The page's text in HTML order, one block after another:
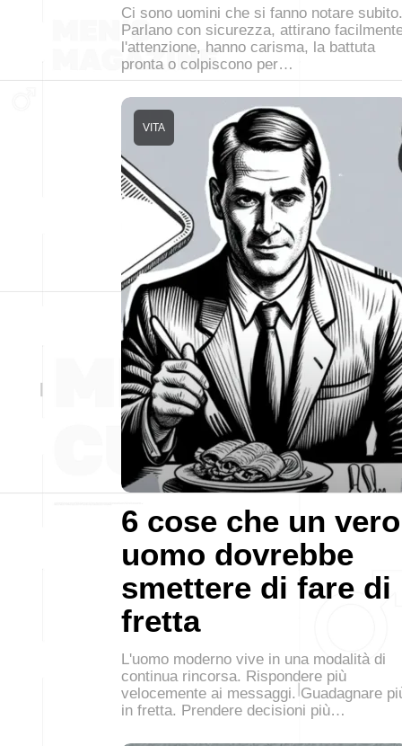
Ci sono uomini che si fanno notare subito.
Parlano con sicurezza, attirano
l'attenzione, hanno carisma, la battuta
pronta o colpiscono per…
6 cose che un vero
uomo dovrebbe
smettere di fare di
fretta
VITA
L'uomo moderno vive in una modalità di
continua rincorsa. Rispondere più
velocemente ai messaggi. Guadagnare
in fretta. Prendere decisioni più…